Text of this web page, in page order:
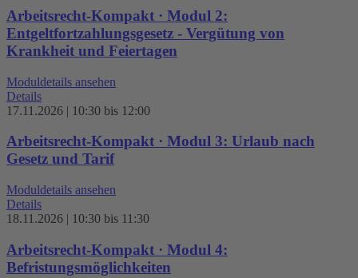
Arbeitsrecht-Kompakt · Modul 2:
Entgeltfortzahlungsgesetz - Vergütung von
Krankheit und Feiertagen
Moduldetails ansehen
Details
17.11.2026 | 10:30 bis 12:00
Arbeitsrecht-Kompakt · Modul 3: Urlaub nach
Gesetz und Tarif
Moduldetails ansehen
Details
18.11.2026 | 10:30 bis 11:30
Arbeitsrecht-Kompakt · Modul 4:
Befristungsmöglichkeiten